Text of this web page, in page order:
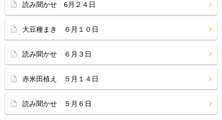
読み聞かせ 6月２４日
大豆種まき ６月１０日
読み聞かせ ６月３日
赤米田植え ５月１４日
読み聞かせ ５月６日